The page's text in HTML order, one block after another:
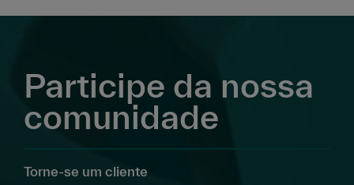
Participe da nossa
comunidade
Torne-se um cliente